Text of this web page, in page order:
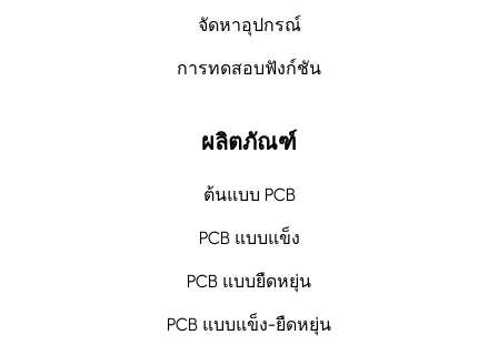
จัดหาอุปกรณ์
การทดสอบฟังก์ชัน
ผลิตภัณฑ์
ต้นแบบ PCB
PCB แบบแข็ง
PCB แบบยืดหยุ่น
PCB แบบแข็ง-ยืดหยุ่น